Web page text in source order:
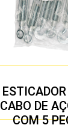
CABO DE
COM 5